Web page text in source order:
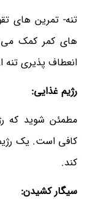
تنه- تمرین های
های کمر کمک می
انعطاف پذیری تنه
رژیم غذایی:
مطمئن شوید که
کافی است. یک
کند.
سیگار کشیدن: